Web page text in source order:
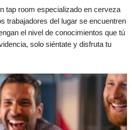
tap room especializado en cerveza
trabajadores del lugar se encuentren
el nivel de conocimientos que tú
solo siéntate y disfruta tu